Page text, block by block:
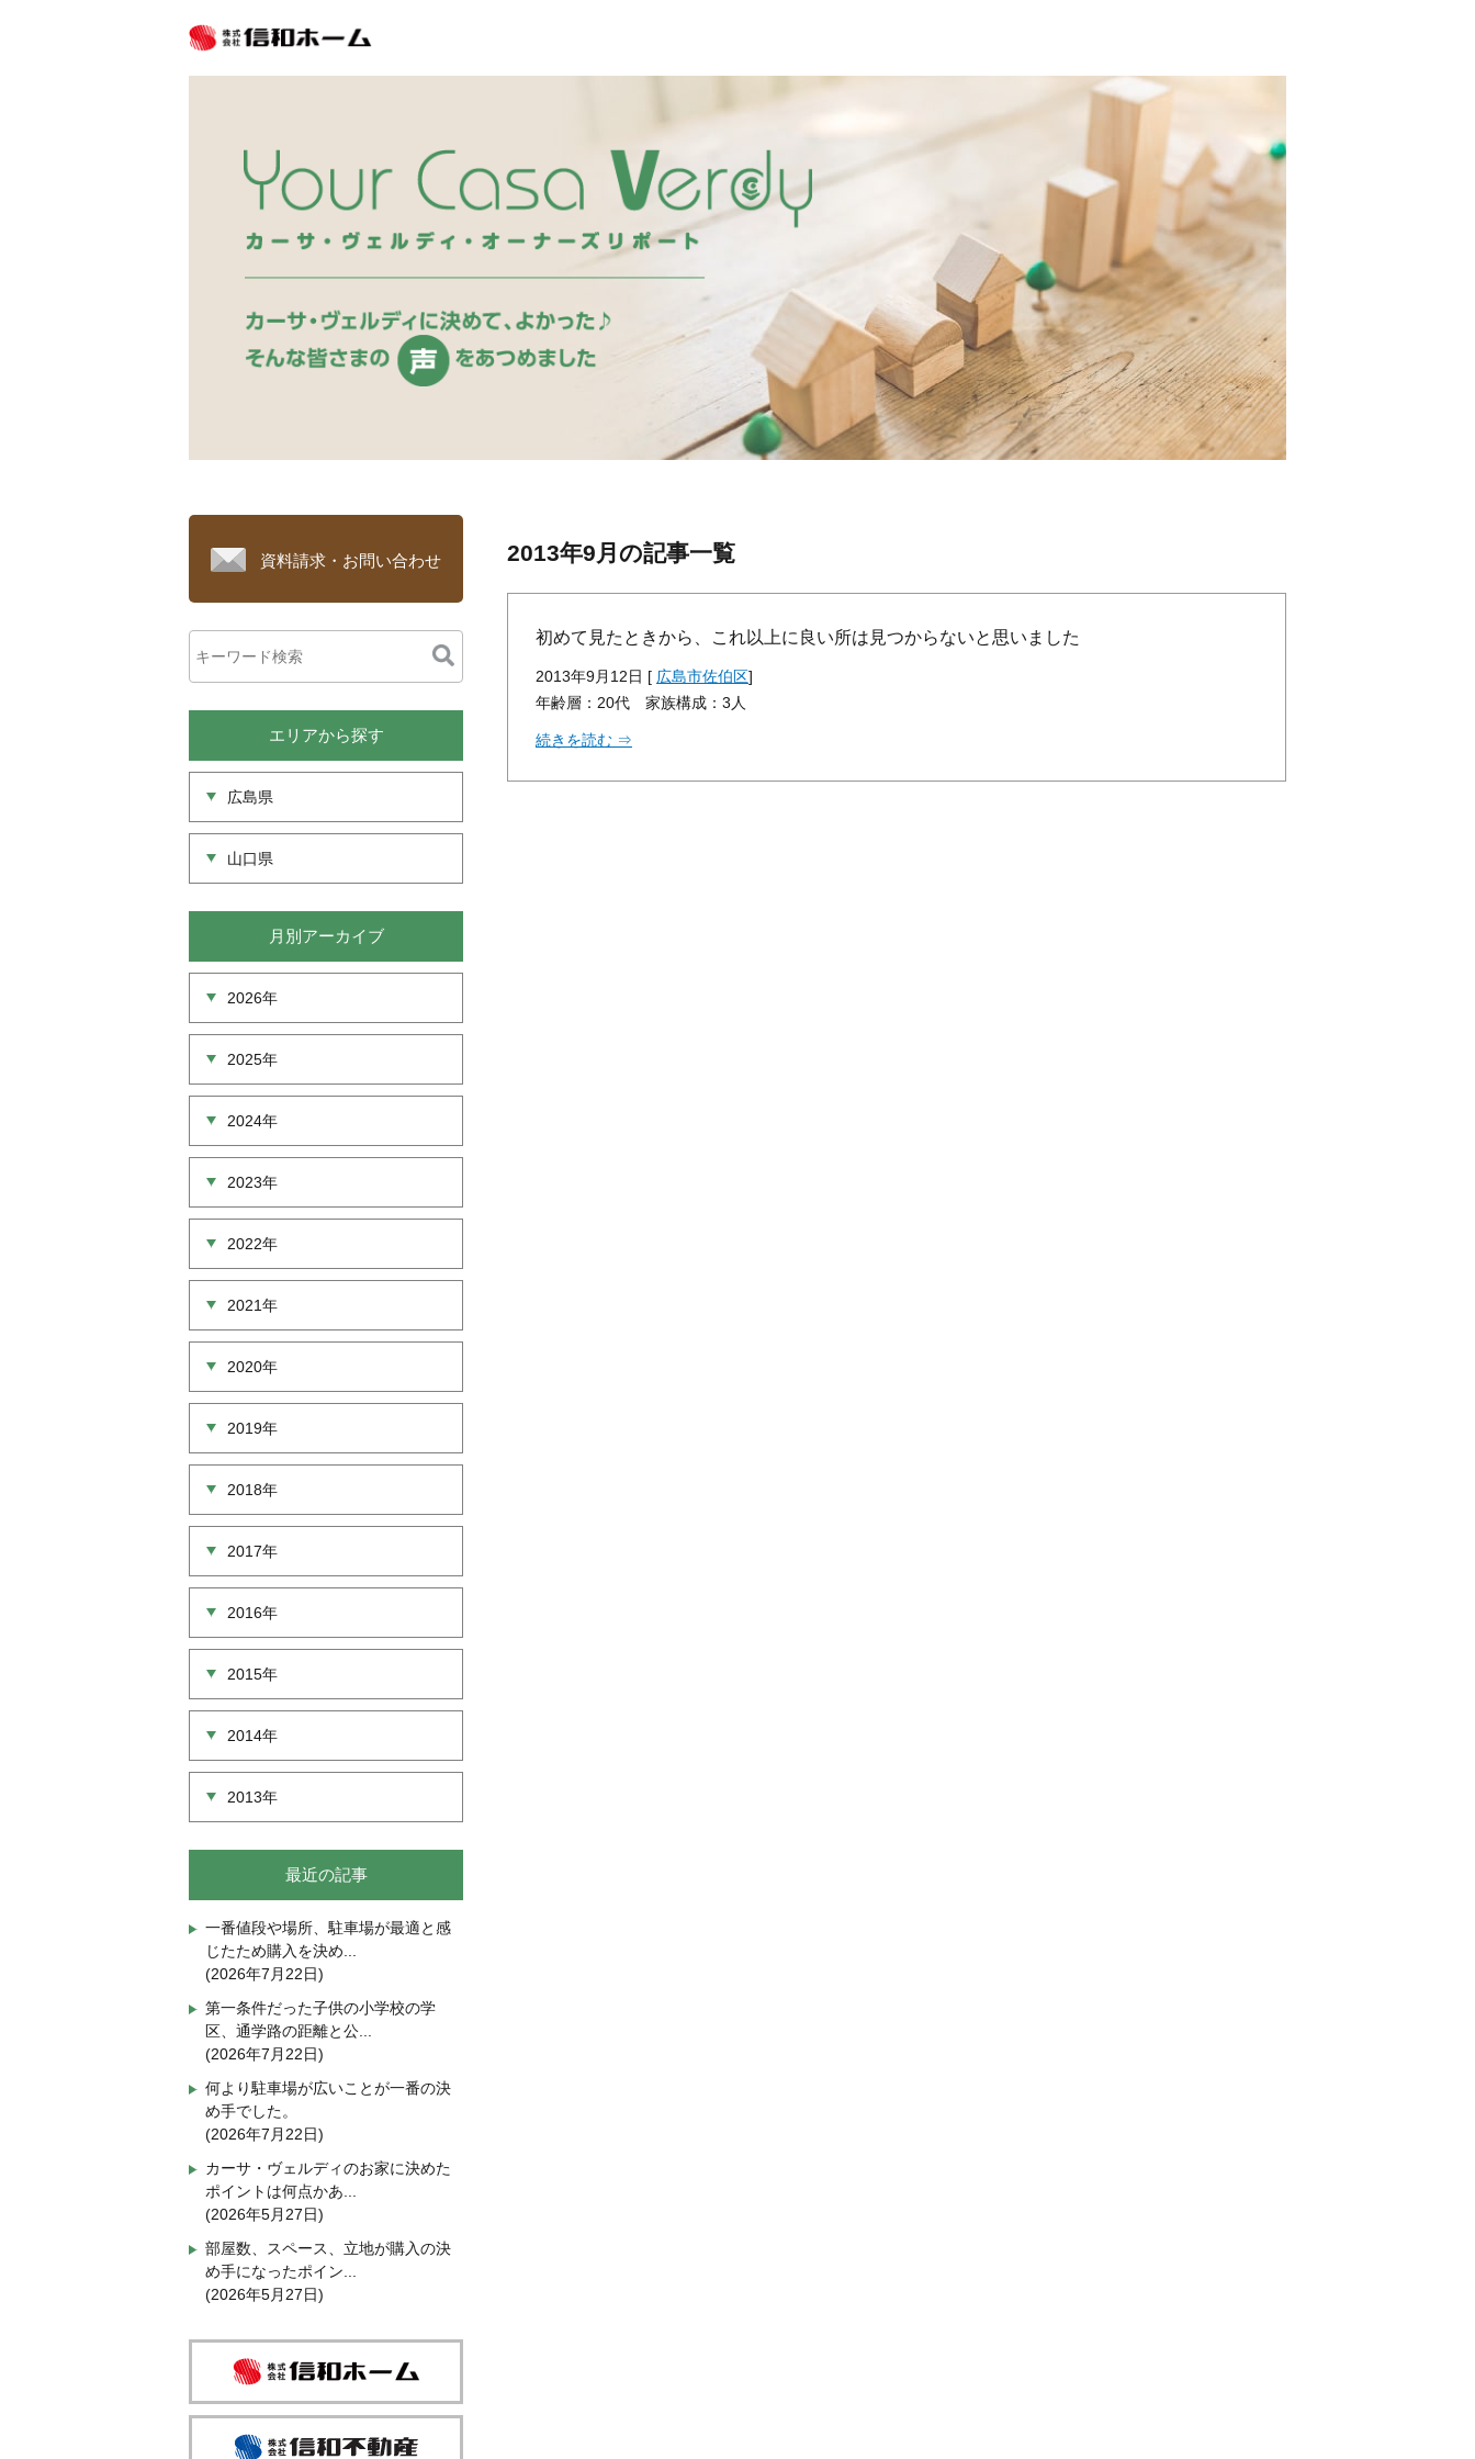
2013年9月の記事一覧
初めて見たときから、これ以上に良い所は見つからないと思いました
2013年9月12日 [ 広島市佐伯区]
年齢層：20代 家族構成：3人
続きを読む ⇒
資料請求・お問い合わせ
エリアから探す
広島県
山口県
月別アーカイブ
2026年
2025年
2024年
2023年
2022年
2021年
2020年
2019年
2018年
2017年
2016年
2015年
2014年
2013年
最近の記事
一番値段や場所、駐車場が最適と感
じたため購入を決め...
(2026年7月22日)
第一条件だった子供の小学校の学
区、通学路の距離と公...
(2026年7月22日)
何より駐車場が広いことが一番の決
め手でした。
(2026年7月22日)
カーサ・ヴェルディのお家に決めた
ポイントは何点かあ...
(2026年5月27日)
部屋数、スペース、立地が購入の決
め手になったポイン...
(2026年5月27日)